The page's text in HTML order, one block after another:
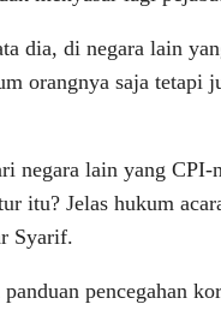
dia, di negara lain
orangnya saja tetapi
negara lain yang
itu? Jelas hukum
Syarif.
pencegahan